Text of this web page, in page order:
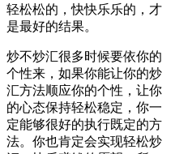
轻松松的，快快乐乐的，才
是最好的结果。
炒不炒汇很多时候要依你的
个性来，如果你能让你的炒
汇方法顺应你的个性，让你
的心态保持轻松稳定，你一
定能够很好的执行既定的方
法。你也肯定会实现轻松炒